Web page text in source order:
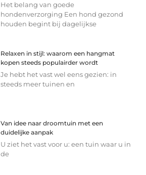
Het belang van goede
hondenverzorging Een hond gezond
houden begint bij dagelijkse
Relaxen in stijl: waarom een hangmat
kopen steeds populairder wordt
Je hebt het vast wel eens gezien: in
steeds meer tuinen en
Van idee naar droomtuin met een
duidelijke aanpak
U ziet het vast voor u: een tuin waar u in
de